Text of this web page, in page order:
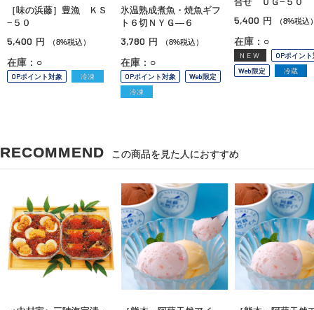
［味の浜藤］豊漁 ＫＳ
−５０
5,400 円 （8%税込）
在庫：○
OPポイント対象 冷凍
氷温熟成煮魚・焼魚ギフ
ト６切ＮＹＧ—６
3,780 円 （8%税込）
在庫：○
OPポイント対象
Web限定
冷凍
5,400 円 （8%税込
在庫：○
NEW
OPポイン
Web限定
冷蔵
RECOMMEND この商品を見た人におすすめ